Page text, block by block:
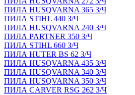
ПИЛА HUSQVARNA 365 З/Ч
ПИЛА STIHL 440 З/Ч
ПИЛА HUSQVARNA 240 З/Ч
ПИЛА PARTNER 350 З/Ч
ПИЛА STIHL 660 З/Ч
ПИЛА HUTER BS 62 З/Ч
ПИЛА HUSQVARNA 435 З/Ч
ПИЛА HUSQVARNA 340 З/Ч
ПИЛА HUSQVARNA 350 З/Ч
ПИЛА CARVER RSG 262 З/Ч